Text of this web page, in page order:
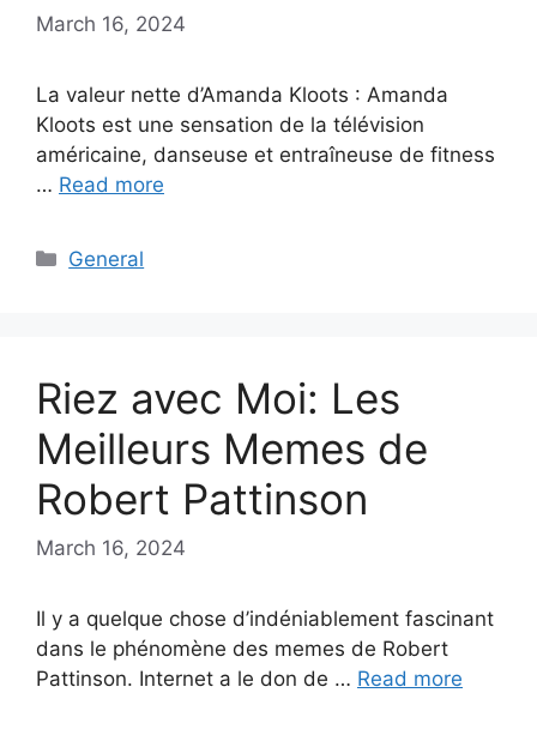
March 16, 2024
La valeur nette d’Amanda Kloots : Amanda
Kloots est une sensation de la télévision
américaine, danseuse et entraîneuse de fitness
… Read more
Categories
General
Riez avec Moi: Les
Meilleurs Memes de
Robert Pattinson
March 16, 2024
Il y a quelque chose d’indéniablement fascinant
dans le phénomène des memes de Robert
Pattinson. Internet a le don de … Read more